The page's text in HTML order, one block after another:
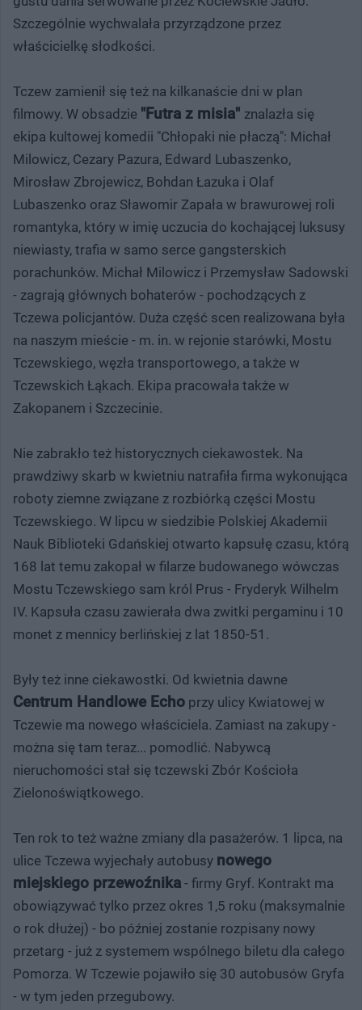
Szczególnie wychwalała przyrządzone przez
właścicielkę słodkości.
Tczew zamienił się też na kilkanaście dni w plan
filmowy. W obsadzie "Futra z misia" znalazła się
ekipa kultowej komedii "Chłopaki nie płaczą": Michał
Milowicz, Cezary Pazura, Edward Lubaszenko,
Mirosław Zbrojewicz, Bohdan Łazuka i Olaf
Lubaszenko oraz Sławomir Zapała w brawurowej roli
romantyka, który w imię uczucia do kochającej luksusy
niewiasty, trafia w samo serce gangsterskich
porachunków. Michał Milowicz i Przemysław Sadowski
- zagrają głównych bohaterów - pochodzących z
Tczewa policjantów. Duża część scen realizowana była
na naszym mieście - m. in. w rejonie starówki, Mostu
Tczewskiego, węzła transportowego, a także w
Tczewskich Łąkach. Ekipa pracowała także w
Zakopanem i Szczecinie.
Nie zabrakło też historycznych ciekawostek. Na
prawdziwy skarb w kwietniu natrafiła firma wykonująca
roboty ziemne związane z rozbiórką części Mostu
Tczewskiego. W lipcu w siedzibie Polskiej Akademii
Nauk Biblioteki Gdańskiej otwarto kapsułę czasu, którą
168 lat temu zakopał w filarze budowanego wówczas
Mostu Tczewskiego sam król Prus - Fryderyk Wilhelm
IV. Kapsuła czasu zawierała dwa zwitki pergaminu i 10
monet z mennicy berlińskiej z lat 1850-51.
Były też inne ciekawostki. Od kwietnia dawne
Centrum Handlowe Echo przy ulicy Kwiatowej w
Tczewie ma nowego właściciela. Zamiast na zakupy -
można się tam teraz... pomodlić. Nabywcą
nieruchomości stał się tczewski Zbór Kościoła
Zielonoświątkowego.
Ten rok to też ważne zmiany dla pasażerów. 1 lipca, na
ulice Tczewa wyjechały autobusy nowego
miejskiego przewoźnika - firmy Gryf. Kontrakt ma
obowiązywać tylko przez okres 1,5 roku (maksymalnie
o rok dłużej) - bo później zostanie rozpisany nowy
przetarg - już z systemem wspólnego biletu dla całego
Pomorza. W Tczewie pojawiło się 30 autobusów Gryfa
- w tym jeden przegubowy.